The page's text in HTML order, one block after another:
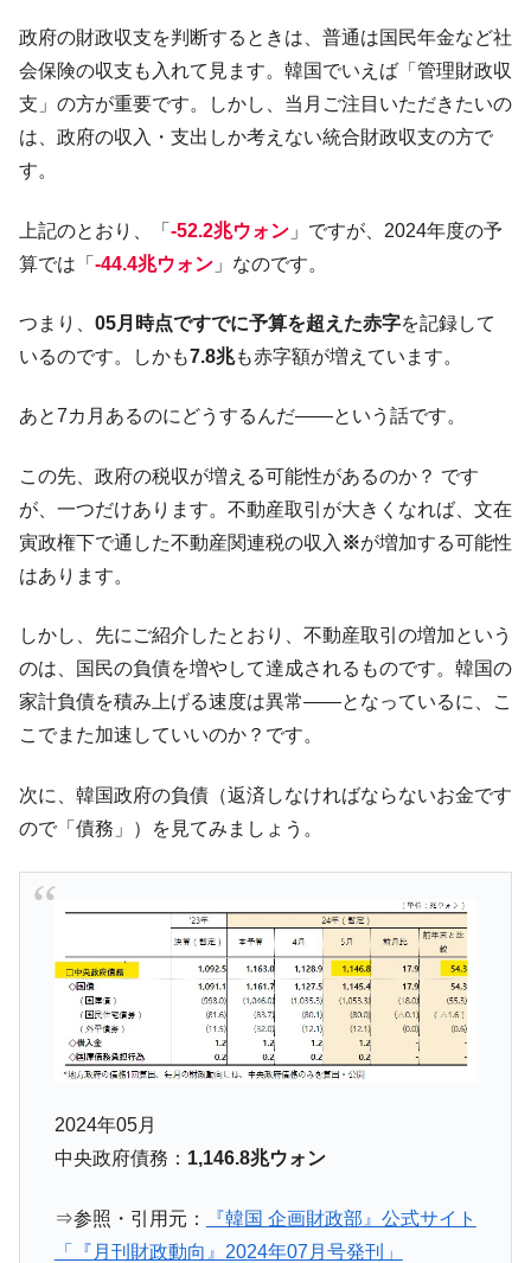
『Money1』
韓国ボンクラ政策室長･金容範、株価暴落に
他人事のような発言。
『Money1』
韓国半導体『SKハイニックス』2026年2Qの
業績「史上最高益」当期純利益は前年同期比13.4倍に。
機 ⇒ 10.7兆では損が出るからできない。
『Money1』
【速報】韓国株式市場の暴落・本日07月29
日(水)もサイドカー・サーキットブレイカーの二段コンボ
発動！
『Money1』
IT産業は人を雇用する効果は低い。全産業の
塊！
府県とは？
Fact1 今話題の「楽天ライオンズ」とは？
Fact1 奇跡の毛色「白毛馬」とは？
Fact1
全て勝つといくら？ 競馬GI競走で勝利騎手がもら
Fact1 平成仮面ライダーの意外すぎるモチーフとは？
Fact1
発表から2日で大崩壊、鳴かず飛ばずに終わりそう
なスーパーリーグとは？
だった選手とは？
Fact1
甲子園通算本塁打、最多の清原に次いで多く打っ
Fact1
政府の財政収支を判断するときは、普通は国民年金など社
会保険の収支も入れて見ます。韓国でいえば「管理財政収
支」の方が重要です。しかし、当月ご注目いただきたいの
は、政府の収入・支出しか考えない統合財政収支の方で
す。
上記のとおり、「 -52.2兆ウォン 」ですが、2024年度の予
算では「 -44.4兆ウォン 」なのです。
つまり、 05月時点ですでに予算を超えた赤字を記録して
いるのです。しかも7.8兆も赤字額が増えています。
あと7カ月あるのにどうするんだ――という話です。
この先、政府の税収が増える可能性があるのか？ です
が、一つだけあります。不動産取引が大きくなれば、文在
寅政権下で通した不動産関連税の収入 ※が増加する可能性
はあります。
しかし、先にご紹介したとおり、不動産取引の増加という
のは、国民の負債を増やして達成されるものです。韓国の
家計負債を積み上げる速度は異常――となっているに、こ
こでまた加速していいのか？です。
次に、韓国政府の負債（返済しなければならないお金です
ので「債務」）を見てみましょう。
2024年05月
中央政府債務： 1,146.8兆ウォン
⇒参照・引用元：
『韓国 企画財政部』公式サイト
「『月刊財政動向』2024年07月号発刊」